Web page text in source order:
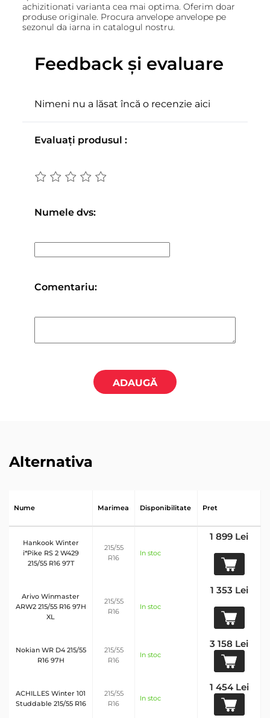
achizitionati varianta cea mai optima. Oferim doar
produse originale. Procura anvelope anvelope pe
sezonul da iarna in catalogul nostru.
Feedback și evaluare
Nimeni nu a lăsat încă o recenzie aici
Evaluați produsul :
Numele dvs:
Comentariu:
ADAUGĂ
Alternativa
Nume Marimea Disponibilitate Pret
Hankook Winter
i*Pike RS 2 W429
215/55 R16 97T
215/55
R16
In stoc
1 899 Lei
Arivo Winmaster
ARW2 215/55 R16 97H
XL
215/55
R16
In stoc
1 353 Lei
Nokian WR D4 215/55
R16 97H
215/55
R16
In stoc
3 158 Lei
ACHILLES Winter 101
Studdable 215/55 R16
215/55
R16
In stoc
1 454 Lei